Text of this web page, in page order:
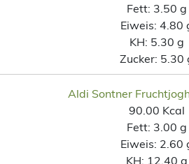
Fett: 3.50 g
Eiweis: 4.80
KH: 5.30 g
Zucker: 5.30
Aldi Sontner
90.00 Kcal
Fett: 3.00 g
Eiweis: 2.60
KH: 12.40 g